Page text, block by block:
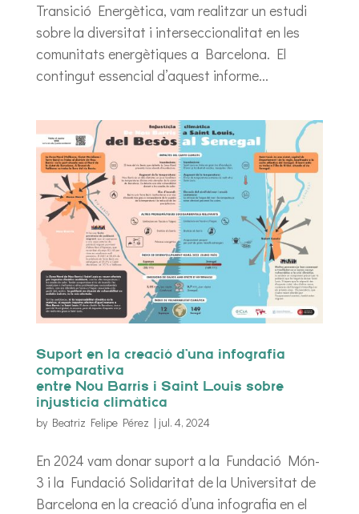
Transició Energètica, vam realitzar un estudi
sobre la diversitat i interseccionalitat en les
comunitats energètiques a Barcelona. El
contingut essencial d’aquest informe...
Suport en la creació d’una infografia
comparativa
entre Nou Barris i Saint Louis sobre
injustícia climàtica
by Beatriz Felipe Pérez | jul. 4, 2024
En 2024 vam donar suport a la Fundació Món-
3 i la Fundació Solidaritat de la Universitat de
Barcelona en la creació d’una infografia en el